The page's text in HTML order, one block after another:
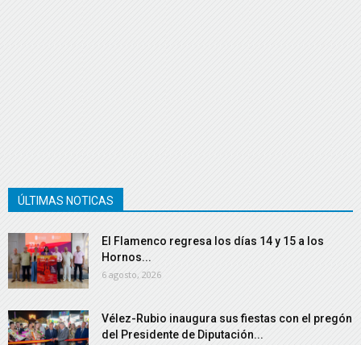
ÚLTIMAS NOTICAS
El Flamenco regresa los días 14 y 15 a los
Hornos...
6 agosto, 2026
Vélez-Rubio inaugura sus fiestas con el pregón
del Presidente de Diputación...